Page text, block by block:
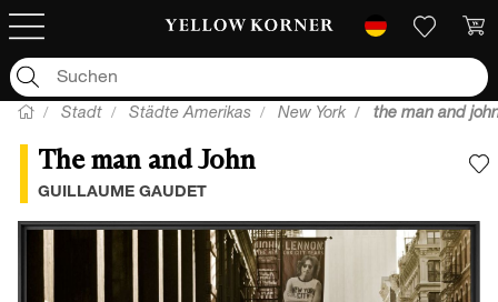
Stadt Städte Amerikas New York the man and
The man and John
GUILLAUME GAUDET